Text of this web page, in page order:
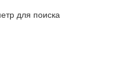
для поиска